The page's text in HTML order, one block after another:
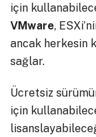
için
VMware,
ancak herkesin
sağlar.
Ücretsiz
için